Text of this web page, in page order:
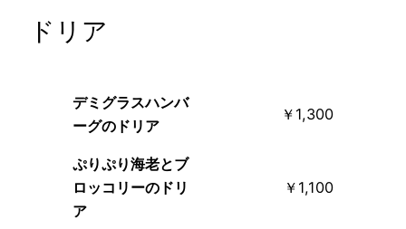
ドリア
デミグラスハンバ
ーグのドリア
￥1,300
ぷりぷり海老とブ
ロッコリーのドリ
ア
￥1,100